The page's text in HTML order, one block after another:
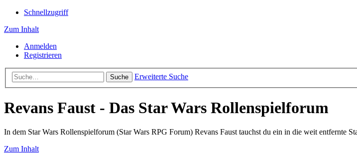
Schnellzugriff
Zum Inhalt
Anmelden
Registrieren
Suche Erweiterte Suche
Revans Faust - Das Star Wars Rollenspielforum
In dem Star Wars Rollenspielforum (Star Wars RPG Forum) Revans Faust tauchst du ein in die weit entfernte
Zum Inhalt